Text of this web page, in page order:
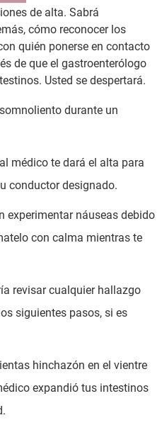
de alta. Sabrá
cómo reconocer los
quién ponerse en contacto
de que el gastroenterólogo
Usted se despertará.
durante un
médico te dará el alta para
conductor designado.
experimentar náuseas debido
con calma mientras te
revisar cualquier hallazgo
siguientes pasos, si es
hinchazón en el vientre
expandió tus intestinos